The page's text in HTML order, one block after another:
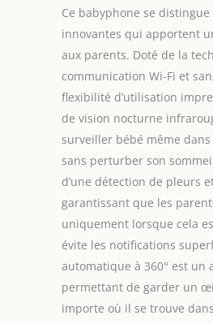
niveau bancaire, votre
surveillance assure la
des images et sons.
avancée instaure une
face aux inquiétudes
【𝐒𝐞𝐫𝐯𝐢𝐜𝐞 𝐜𝐥𝐢𝐞𝐧𝐭 𝐡𝐮𝐦𝐚𝐢𝐧
Boifun ne s’arrête pas
produit : un service
professionnel et
de nombreux avis
accompagnement
êtes sûr d’avoir un
veiller sur votre bébé
Ce babyphone se
innovantes qui apportent
aux parents. Doté de la
communication Wi-Fi et
flexibilité d’utilisation
de vision nocturne
surveiller bébé même
sans perturber son
d’une détection de pleurs
garantissant que les
uniquement lorsque cela
évite les notifications
automatique à 360° est un
permettant de garder un
importe où il se trouve